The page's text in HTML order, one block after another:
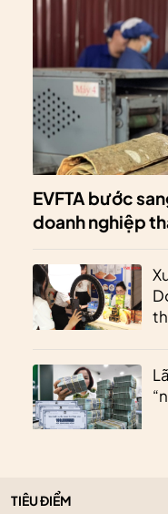
EVFTA bước
doanh nghiệp
TIÊU ĐIỂM